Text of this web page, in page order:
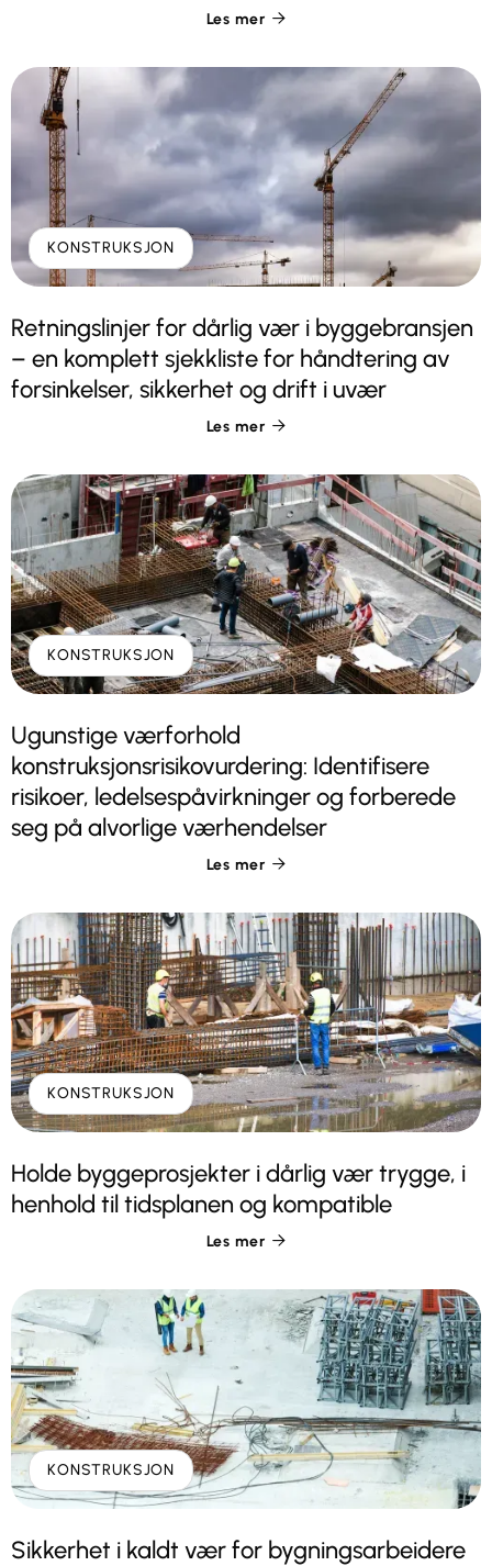
Les mer 
KONSTRUKSJON
Retningslinjer for dårlig vær i byggebransjen
– en komplett sjekkliste for håndtering av
forsinkelser, sikkerhet og drift i uvær
Les mer 
KONSTRUKSJON
Ugunstige værforhold
konstruksjonsrisikovurdering: Identifisere
risikoer, ledelsespåvirkninger og forberede
seg på alvorlige værhendelser
Les mer 
KONSTRUKSJON
Holde byggeprosjekter i dårlig vær trygge, i
henhold til tidsplanen og kompatible
Les mer 
KONSTRUKSJON
Sikkerhet i kaldt vær for bygningsarbeidere